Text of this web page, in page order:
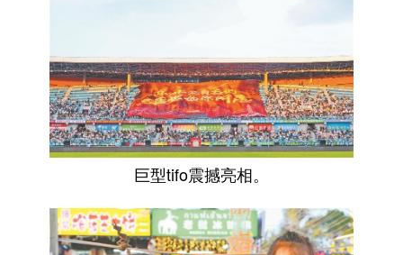
图片 中央文件 金融 汽车
食品 人居 信息化 乡村振兴
溯源中国 城市 旅游 能源
悦读 公益 书画 一带一路
巨型tifo震撼亮相。